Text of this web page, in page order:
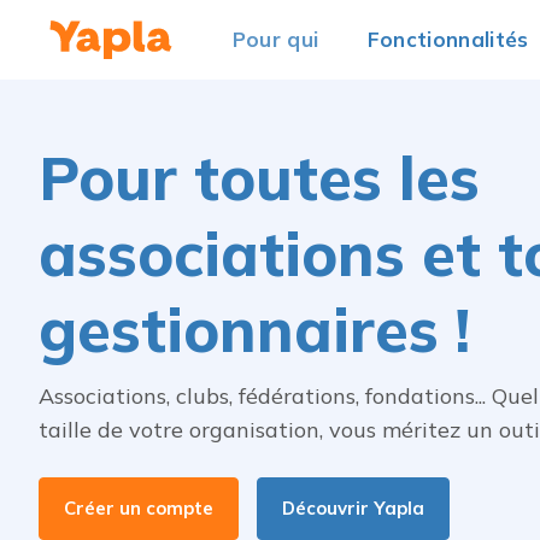
Pour qui Fonctionnalités
Pour toutes les
associations et
gestionnaires !
Associations, clubs, fédérations, fondations...
taille de votre organisation, vous méritez un
Créer un compte Découvrir Yapla